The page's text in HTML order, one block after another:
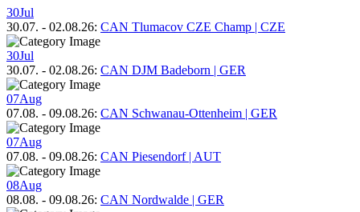
30Jul
30.07. - 02.08.26: CAN Tlumacov CZE Champ | CZE
30Jul
30.07. - 02.08.26: CAN DJM Badeborn | GER
07Aug
07.08. - 09.08.26: CAN Schwanau-Ottenheim | GER
07Aug
07.08. - 09.08.26: CAN Piesendorf | AUT
08Aug
08.08. - 09.08.26: CAN Nordwalde | GER